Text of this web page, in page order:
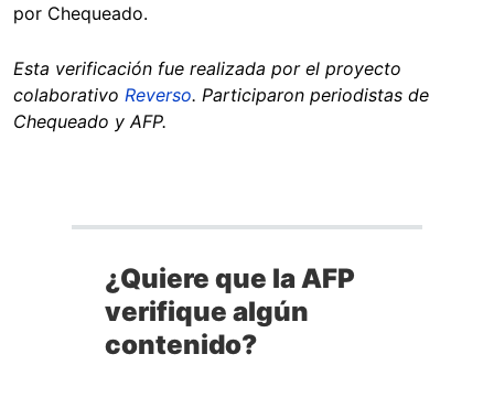
por Chequeado.
Esta verificación fue realizada por el proyecto
colaborativo Reverso. Participaron periodistas de
Chequeado y AFP.
¿Quiere que la AFP
verifique algún
contenido?